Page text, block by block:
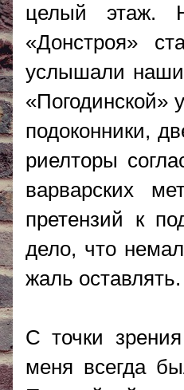
целый этаж.
«Донстроя»
услышали
«Погодинской»
подоконники,
риелторы
варварских
претензий к
дело, что
жаль оставлять.
С точки
меня всегда